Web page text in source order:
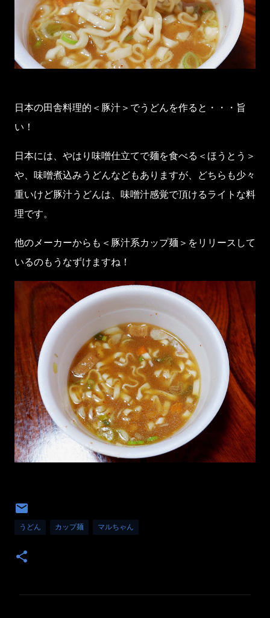
日本の田舎料理的＜豚汁＞でうどんを作ると・・・旨
い！
日本には、やはり味噌仕立てで麺を食べる＜ほうとう＞
や、味噌煮込みうどんなどもありますが、どちらも少々
重いけど豚汁うどんは、味噌汁感覚で頂けるライトな料
理です。
他のメーカーからも＜豚汁系カップ麺＞をリリースして
いるのもうなずけますね！
うどん カップ麺 マルちゃん